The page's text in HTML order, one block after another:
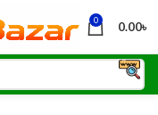
0 0.00৳